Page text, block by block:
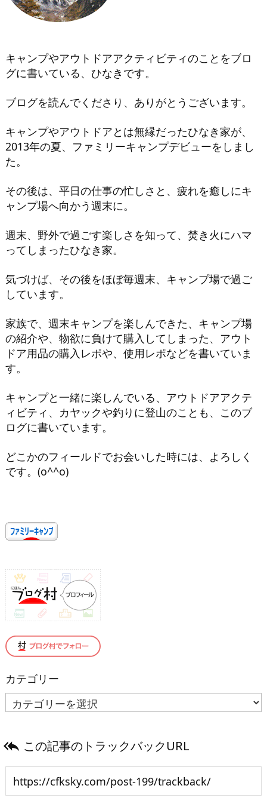
キャンプやアウトドアアクティビティのことをブロ
グに書いている、ひなきです。
ブログを読んでくださり、ありがとうございます。
キャンプやアウトドアとは無縁だったひなき家が、
2013年の夏、ファミリーキャンプデビューをしまし
た。
その後は、平日の仕事の忙しさと、疲れを癒しにキ
ャンプ場へ向かう週末に。
週末、野外で過ごす楽しさを知って、焚き火にハマ
ってしまったひなき家。
気づけば、その後をほぼ毎週末、キャンプ場で過ご
しています。
家族で、週末キャンプを楽しんできた、キャンプ場
の紹介や、物欲に負けて購入してしまった、アウト
ドア用品の購入レポや、使用レポなどを書いていま
す。
キャンプと一緒に楽しんでいる、アウトドアアクテ
ィビティ、カヤックや釣りに登山のことも、このブ
ログに書いています。
どこかのフィールドでお会いした時には、よろしく
です。(o^^o)
カテゴリー
カ
テ
リ
 この記事のトラックバックURL